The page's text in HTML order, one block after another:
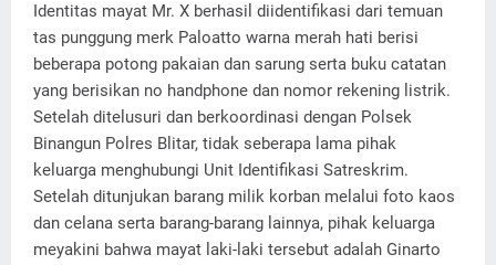
Identitas mayat Mr. X berhasil diidentifikasi dari temuan
tas punggung merk Paloatto warna merah hati berisi
beberapa potong pakaian dan sarung serta buku catatan
yang berisikan no handphone dan nomor rekening listrik.
Setelah ditelusuri dan berkoordinasi dengan Polsek
Binangun Polres Blitar, tidak seberapa lama pihak
keluarga menghubungi Unit Identifikasi Satreskrim.
Setelah ditunjukan barang milik korban melalui foto kaos
dan celana serta barang-barang lainnya, pihak keluarga
meyakini bahwa mayat laki-laki tersebut adalah Ginarto